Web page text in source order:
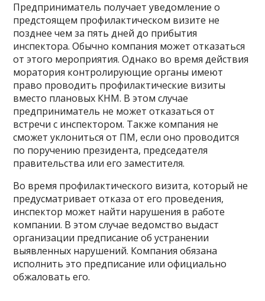
Предприниматель получает уведомление о
предстоящем профилактическом визите не
позднее чем за пять дней до прибытия
инспектора. Обычно компания может отказаться
от этого мероприятия. Однако во время действия
моратория контролирующие органы имеют
право проводить профилактические визиты
вместо плановых КНМ. В этом случае
предприниматель не может отказаться от
встречи с инспектором. Также компания не
сможет уклониться от ПМ, если оно проводится
по поручению президента, председателя
правительства или его заместителя.
Во время профилактического визита, который не
предусматривает отказа от его проведения,
инспектор может найти нарушения в работе
компании. В этом случае ведомство выдаст
организации предписание об устранении
выявленных нарушений. Компания обязана
исполнить это предписание или официально
обжаловать его.